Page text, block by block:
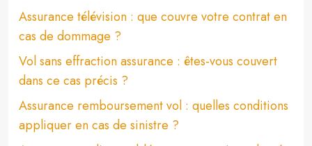
Assurance télévision : que couvre votre contrat en
cas de dommage ?
Vol sans effraction assurance : êtes-vous couvert
dans ce cas précis ?
Assurance remboursement vol : quelles conditions
appliquer en cas de sinistre ?